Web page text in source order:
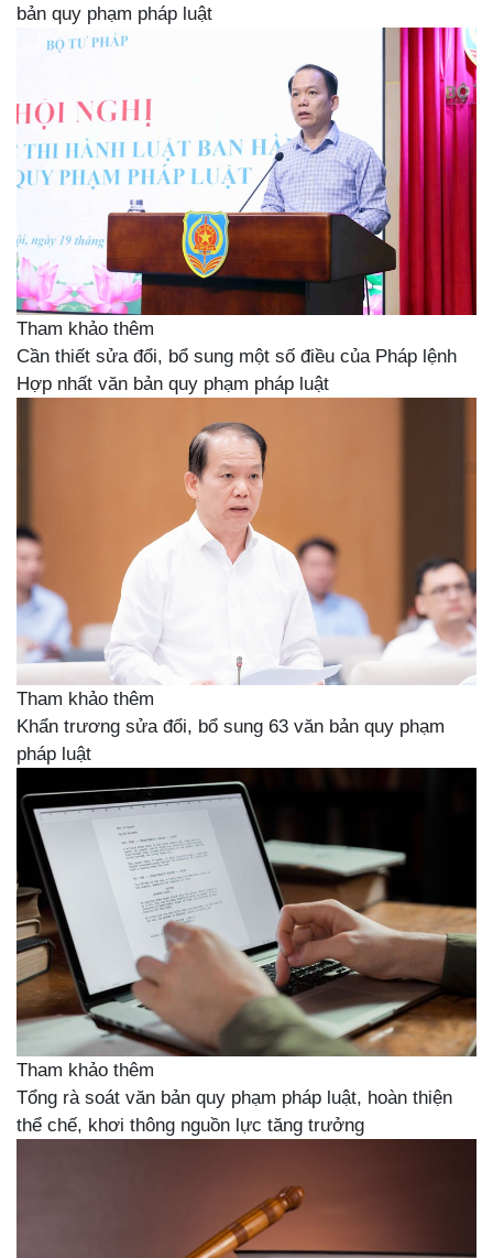
bản quy phạm pháp luật
Tham khảo thêm
Cần thiết sửa đổi, bổ sung một số điều của Pháp lệnh
Hợp nhất văn bản quy phạm pháp luật
Tham khảo thêm
Khẩn trương sửa đổi, bổ sung 63 văn bản quy phạm
pháp luật
Tham khảo thêm
Tổng rà soát văn bản quy phạm pháp luật, hoàn thiện
thể chế, khơi thông nguồn lực tăng trưởng